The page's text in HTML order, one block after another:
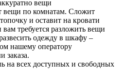
вещи
вещи по комнатам. Сложит
и оставит на кровати
вам требуется разложить вещи
одежду в шкафу –
нашему оператору
заказа.
на всех доступных и свободных